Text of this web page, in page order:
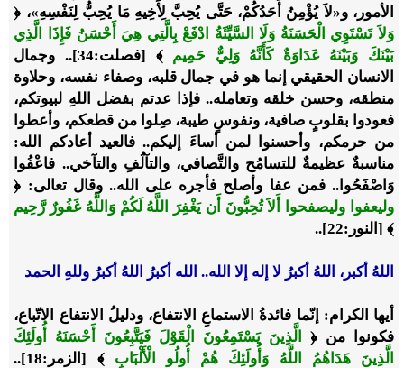
الأمور، و«لاَ يُؤْمِنُ أَحَدُكُمْ، حَتَّى يُحِبَّ لِأَخِيهِ مَا يُحِبُّ لِنَفْسِهِ»، ﴿
وَلاَ تَسْتَوِي الْحَسَنَةُ وَلَا السَّيِّئَةُ ادْفَعْ بِالَّتِي هِيَ أَحْسَنُ فَإِذَا الَّذِي
بَيْنَكَ وَبَيْنَهُ عَدَاوَةٌ كَأَنَّهُ وَلِيٌّ حَمِيم
﴾ [فصلت:34].. وجمال
الانسان الحقيقي إنما هو في جمال قلبه، وصفاء نفسه، وحلاوة
منطقه، وحسن خلقه وتعامله.. فإذا عدتم بفضل اللهِ لبيوتكم،
فعودوا بقلوبٍ صافية، ونفوسٍ طيبة، صِلوا من قطعكم، وأعطوا
من حرمكم، وأحسنوا لمن أساءَ إليكم.. فالعيد أعادكم الله:
مناسبةٌ عظيمةٌ للتسامُح والتَّصافي، والتآلُفِ والتآخي.. فاعْفُوا
وَاصْفَحُوا.. فمن عفا وأصلح فأجره على الله.. وقال تعالى: ﴿
وليعفوا وليصفحوا أَلاَ تُحِبُّونَ أَن يَغْفِرَ اللَّهُ لَكُمْ وَاللَّهُ غَفُورٌ رَّحِيم
﴾ [النور:22]..
اللهُ أكبر، اللهُ أكبرُ لا إله إلا الله.. الله أكبرُ اللهُ أكبرُ وللهِ الحمد
أيها الكرام: إنّما فائدةُ الاستماعِ الانتفاع، ودليلُ الانتفاع الاتّباع،
فكونوا من ﴿
الَّذِينَ يَسْتَمِعُونَ الْقَوْلَ فَيَتَّبِعُونَ أَحْسَنَهُ أُولَئِكَ
الَّذِينَ هَدَاهُمُ اللَّهُ وَأُولَئِكَ هُمْ أُولُو الْأَلْبَابِ
﴾ [الزمر:18]..